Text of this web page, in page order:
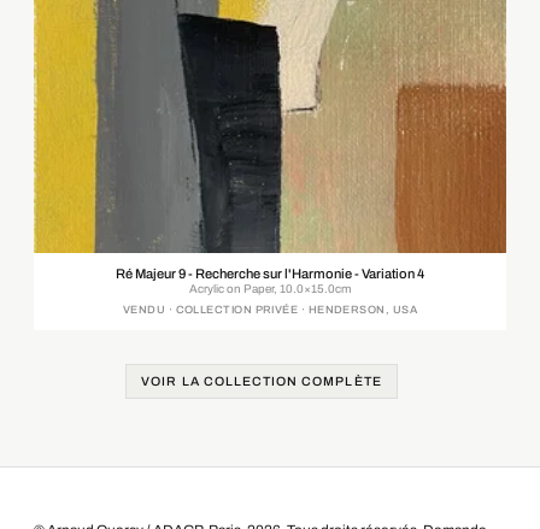
Ré Majeur 9 - Recherche sur l'Harmonie - Variation 4
Acrylic on Paper, 10.0×15.0cm
VENDU · COLLECTION PRIVÉE · HENDERSON, USA
VOIR LA COLLECTION COMPLÈTE